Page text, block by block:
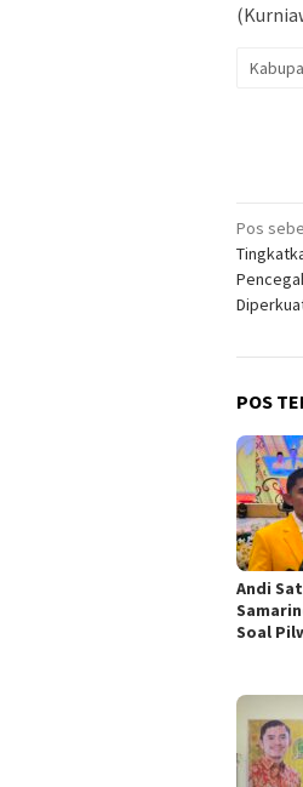
pos
Pos
POS
Andi
Soal